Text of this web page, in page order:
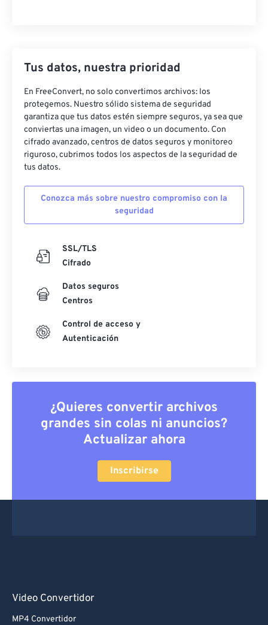
Tus datos, nuestra prioridad
En FreeConvert, no solo convertimos archivos: los
protegemos. Nuestro sólido sistema de seguridad
garantiza que tus datos estén siempre seguros, ya sea que
conviertas una imagen, un video o un documento. Con
cifrado avanzado, centros de datos seguros y monitoreo
riguroso, cubrimos todos los aspectos de la seguridad de
tus datos.
Conozca más sobre nuestro compromiso con la
seguridad
SSL/TLS
Cifrado
Datos seguros
Centros
Control de acceso y
Autenticación
¿Quieres convertir archivos
grandes sin colas ni anuncios?
Actualizar ahora
Inscribirse
Video Convertidor
MP4 Convertidor